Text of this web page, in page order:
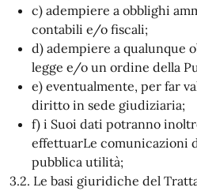
c) adempiere a obblighi
contabili e/o fiscali;
d) adempiere a qualunque
legge e/o un ordine della
e) eventualmente, per far
diritto in sede giudiziaria;
f) i Suoi dati potranno
effettuarLe comunicazioni
pubblica utilità;
3.2. Le basi giuridiche del